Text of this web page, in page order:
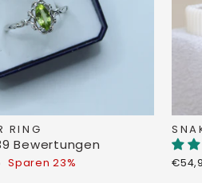
RING
Bewertungen
Sparen 23%